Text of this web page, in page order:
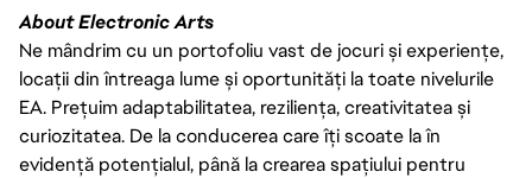
About Electronic Arts
Ne mândrim cu un portofoliu vast de jocuri și experiențe,
locații din întreaga lume și oportunități la toate nivelurile
EA. Prețuim adaptabilitatea, reziliența, creativitatea și
curiozitatea. De la conducerea care îți scoate la în
evidență potențialul, până la crearea spațiului pentru